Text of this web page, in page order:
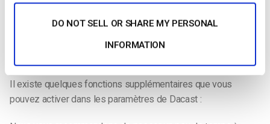
DO NOT SELL OR SHARE MY PERSONAL
INFORMATION
Paramètres et fonctionnalités supplémentaires
Il existe quelques fonctions supplémentaires que vous
pouvez activer dans les paramètres de Dacast :